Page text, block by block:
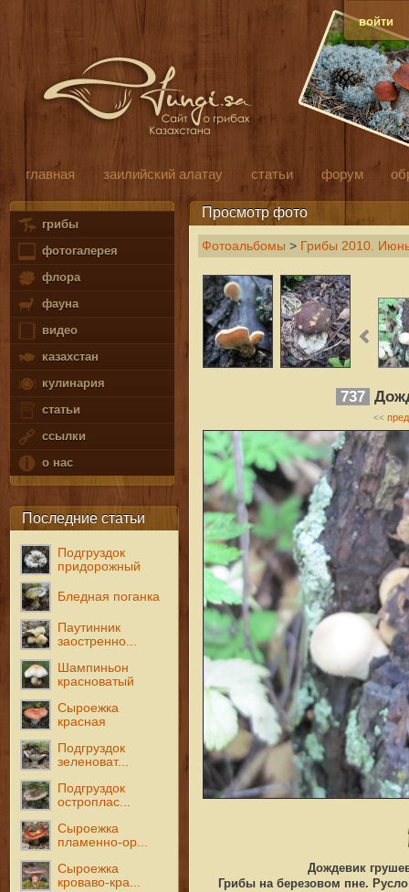
войти
главная заилийский алатау статьи форум
грибы
фотогалерея
флора
фауна
видео
казахстан
кулинария
статьи
ссылки
о нас
Последние статьи
Подгруздок
придорожный
Бледная поганка
Паутинник
заостренно...
Шампиньон
красноватый
Сыроежка
красная
Подгруздок
зеленоват...
Подгруздок
остроплас...
Сыроежка
пламенно-ор...
Сыроежка
кроваво-кра...
Просмотр фото
Фотоальбомы > Грибы 2010.
737
<<
Дождевик
Грибы на березовом пне. Русло